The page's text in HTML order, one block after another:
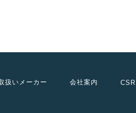
扱いメーカー 会社案内 CSR